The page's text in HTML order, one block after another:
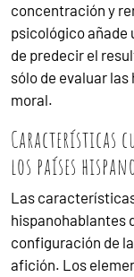
concentración y
psicológico añade
de predecir el
sólo de evaluar
moral.
Características
los países
Las
hispanohablantes
configuración de
afición. Los